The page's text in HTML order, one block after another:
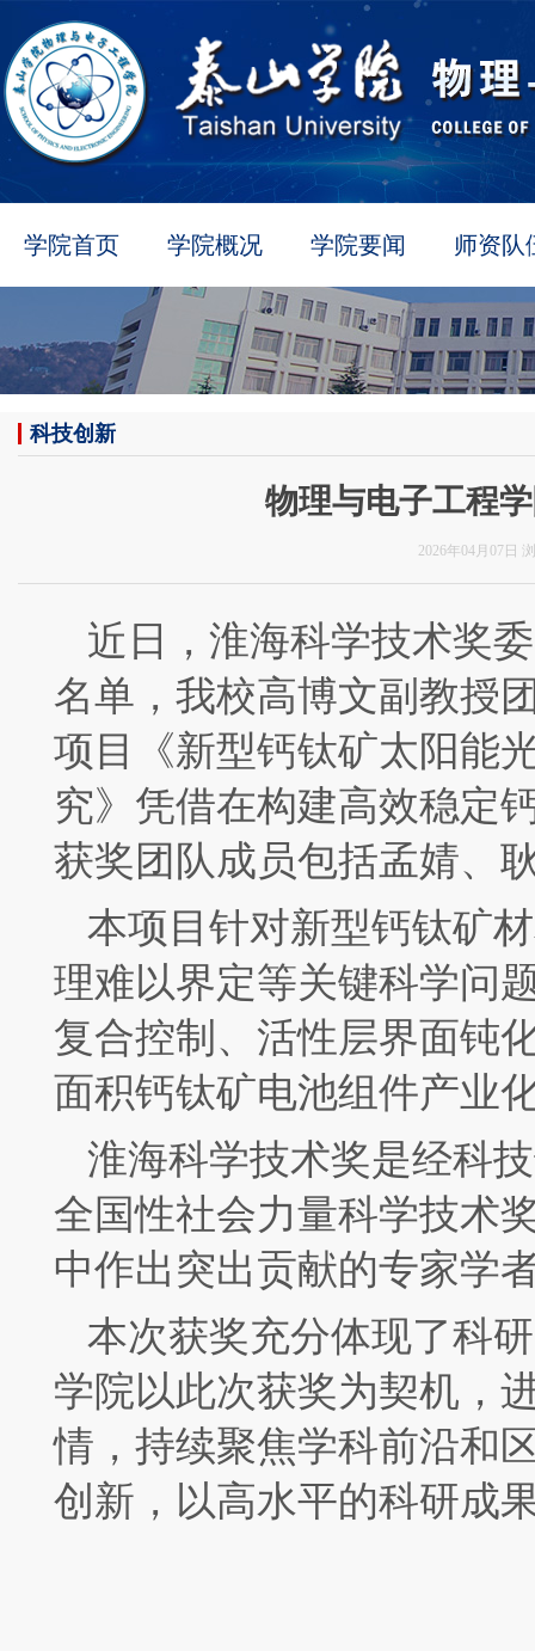
学院首页 学院概况 学院要闻 师资队
科技创新
物理与电子工程
2026年04月07日
近日，淮海科学技术奖
名单，我校高博文副教授
项目《新型钙钛矿太阳能
究》凭借在构建高效稳定
获奖团队成员包括孟婧、
本项目针对新型钙钛矿
理难以界定等关键科学问
复合控制、活性层界面钝
面积钙钛矿电池组件产业
淮海科学技术奖是经科
全国性社会力量科学技术
中作出突出贡献的专家学
本次获奖充分体现了科
学院以此次获奖为契机，
情，持续聚焦学科前沿和
创新，以高水平的科研成